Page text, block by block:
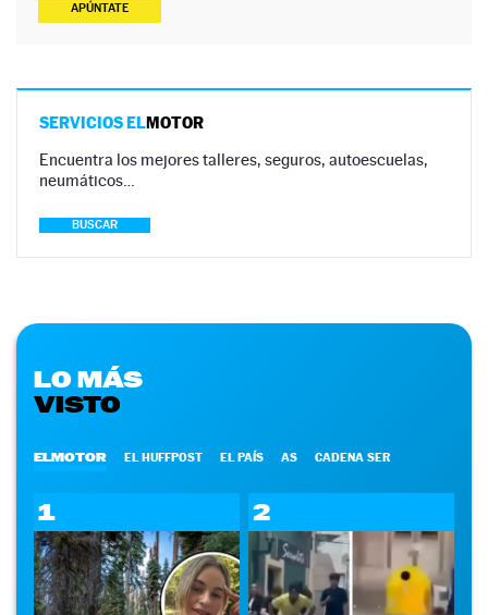
APÚNTATE
SERVICIOS ELMOTOR
Encuentra los mejores talleres, seguros, autoescuelas,
neumáticos…
BUSCAR
LO MÁS
VISTO
ELMOTOR EL HUFFPOST EL PAÍS AS CADENA SER
1 2